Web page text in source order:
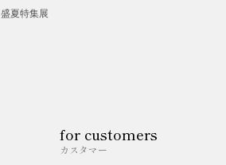
盛夏特集展
for customers
カスタマー